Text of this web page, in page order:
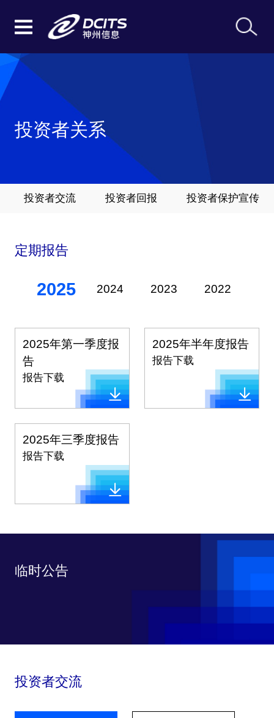
投资者关系
投资者交流 投资者回报 投资者保护宣传
定期报告
2025 2024 2023 2022
2025年第一季度报
告
报告下载
2025年半年度报告
报告下载
2025年三季度报告
报告下载
临时公告
投资者交流